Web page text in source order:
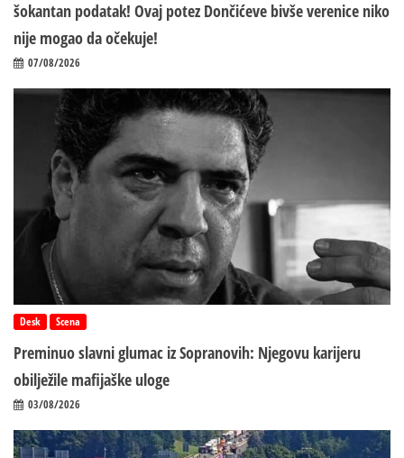
šokantan podatak! Ovaj potez Dončićeve bivše verenice niko
nije mogao da očekuje!
07/08/2026
Desk Scena
Preminuo slavni glumac iz Sopranovih: Njegovu karijeru
obilježile mafijaške uloge
03/08/2026